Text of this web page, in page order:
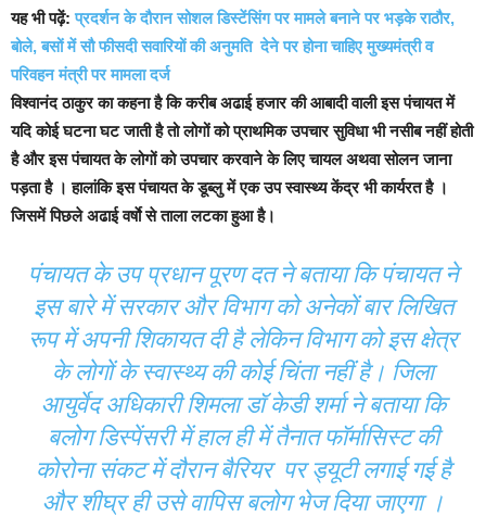
यह भी पढ़ें:प्रदर्शन के दौरान सोशल डिस्टेंसिंग पर मामले बनाने पर भड़के राठौर,
बोले, बसों में सौ फीसदी सवारियों की अनुमति देने पर होना चाहिए मुख्यमंत्री व
परिवहन मंत्री पर मामला दर्ज
विश्वानंद ठाकुर का कहना है कि करीब अढाई हजार की आबादी वाली इस पंचायत में
यदि कोई घटना घट जाती है तो लोगों को प्राथमिक उपचार सुविधा भी नसीब नहीं होती
है और इस पंचायत के लोगों को उपचार करवाने के लिए चायल अथवा सोलन जाना
पड़ता है । हालांकि इस पंचायत के डूब्लु में एक उप स्वास्थ्य केंद्र भी कार्यरत है ।
जिसमें पिछले अढाई वर्षाे से ताला लटका हुआ है।
पंचायत के उप प्रधान पूरण दत ने बताया कि पंचायत ने
इस बारे में सरकार और विभाग को अनेकों बार लिखित
रूप में अपनी शिकायत दी है लेकिन विभाग को इस क्षेत्र
के लोगों के स्वास्थ्य की कोई चिंता नहीं है। जिला
आयुर्वेद अधिकारी शिमला डॉ केडी शर्मा ने बताया कि
बलोग डिस्पेंसरी में हाल ही में तैनात फॉर्मासिस्ट की
कोरोना संकट में दौरान बैरियर पर ड्यूटी लगाई गई है
और शीघ्र ही उसे वापिस बलोग भेज दिया जाएगा ।